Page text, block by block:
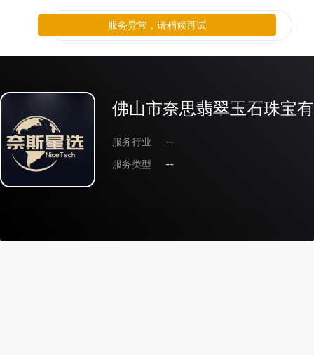
佛山市奈思翡翠玉石珠宝
服务行业
--
服务类型
--
服务异常，请稍候再试